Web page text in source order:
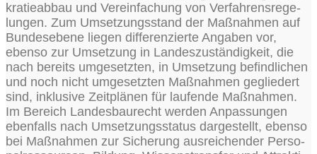
kra­tie­ab­bau und Ver­ein­fa­chung von Ver­fah­rens­re­ge­
lun­gen. Zum Umset­zungs­stand der Maß­nah­men auf
Bun­des­ebe­ne lie­gen dif­fe­ren­zier­te Anga­ben vor,
eben­so zur Umset­zung in Lan­des­zu­stän­dig­keit, die
nach bereits umge­setz­ten, in Umset­zung befind­li­chen
und noch nicht umge­setz­ten Maß­nah­men geglie­dert
sind, inklu­si­ve Zeit­plä­nen für lau­fen­de Maß­nah­men.
Im Bereich Lan­des­bau­recht wer­den Anpas­sun­gen
eben­falls nach Umset­zungs­sta­tus dar­ge­stellt, eben­so
bei Maß­nah­men zur Siche­rung aus­rei­chen­der Per­so­